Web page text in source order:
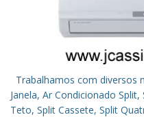
Trabalhamos com diversos
Janela, Ar Condicionado
Teto, Split Cassete, Split